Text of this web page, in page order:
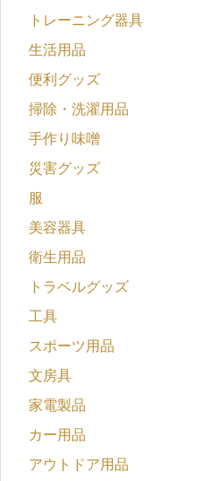
トレーニング器具
生活用品
便利グッズ
掃除・洗濯用品
手作り味噌
災害グッズ
服
美容器具
衛生用品
トラベルグッズ
工具
スポーツ用品
文房具
家電製品
カー用品
アウトドア用品